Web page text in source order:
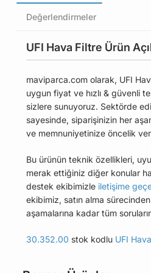
Değerlendirmeler
UFI Hava Filtre Ürün
maviparca.com olarak, UFI
uygun fiyat ve hızlı & güvenli
sizlere sunuyoruz. Sektörde
sayesinde, siparişinizin her
ve memnuniyetinize öncelik
Bu ürünün teknik özellikleri,
merak ettiğiniz diğer konular
destek ekibimizle iletişime
ekibimiz, satın alma
aşamalarına kadar tüm
30.352.00 stok kodlu UFI
bulabilirsiniz.